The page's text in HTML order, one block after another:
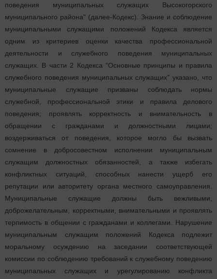
поведения муниципальных служащих Высокогорского
муниципального района" (далее-Кодекс). Знание и соблюдение
муниципальными служащими положений Кодекса является
одним из критериев оценки качества профессиональной
деятельности и служебного поведения муниципальных
служащих. В части 2 Кодекса "Основные принципы и правила
служебного поведения муниципальных служащих" указано, что
муниципальные служащие призваны соблюдать нормы
служебной, профессиональной этики и правила делового
поведения; проявлять корректность и внимательность в
обращении с гражданами и должностными лицами;
воздерживаться от поведения, которое могло бы вызвать
сомнение в добросовестном исполнении муниципальным
служащим должностных обязанностей, а также избегать
конфликтных ситуаций, способных нанести ущерб его
репутации или авторитету органа местного самоуправления.
Муниципальные служащие должны быть вежливыми,
доброжелательным, корректными, внимательными и проявлять
терпимость в общении с гражданами и коллегами. Нарушение
муниципальным служащим положений Кодекса подлежит
моральному осуждению на заседании соответствующей
комиссии по соблюдению требований к служебному поведению
муниципальных служащих и урегулированию конфликта